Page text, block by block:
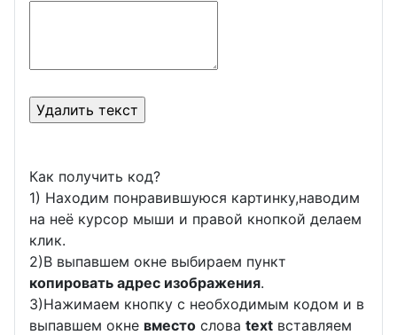
Как получить код?
1) Находим понравившуюся картинку,наводим
на неё курсор мыши и правой кнопкой делаем
клик.
2)В выпавшем окне выбираем пункт
копировать адрес изображения.
3)Нажимаем кнопку с необходимым кодом и в
выпавшем окне вместо слова text вставляем